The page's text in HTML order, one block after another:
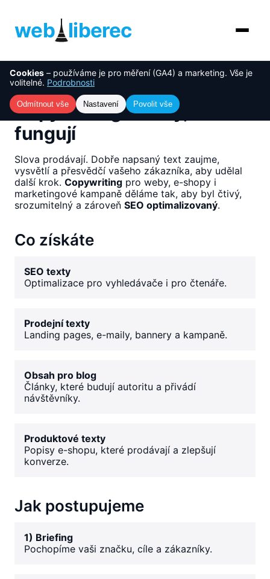
web liberec
O nás
Služby
NOVINKA
AI řešení
Ceník
Reference
Kontakt
Cookies – používáme je pro měření (GA4) a marketing. Vše je
volitelné. Podrobnosti
Odmítnout vše Nastavení Povolit vše
Úvod› Služby›Copywriting – texty, které fungují
Copywriting – texty, které
fungují
Slova prodávají. Dobře napsaný text zaujme,
vysvětlí a přesvědčí vašeho zákazníka, aby udělal
další krok. Copywriting pro weby, e-shopy i
marketingové kampaně děláme tak, aby byl čtivý,
srozumitelný a zároveň SEO optimalizovaný.
Co získáte
SEO texty
Optimalizace pro vyhledávače i pro čtenáře.
Prodejní texty
Landing pages, e-maily, bannery a kampaně.
Obsah pro blog
Články, které budují autoritu a přivádí
návštěvníky.
Produktové texty
Popisy e-shopu, které prodávají a zlepšují
konverze.
Jak postupujeme
1) Briefing
Pochopíme vaši značku, cíle a zákazníky.